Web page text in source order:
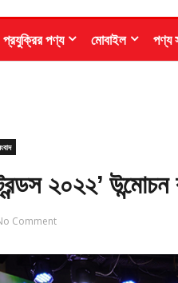
প্রযুক্রির পণ্য মোবাইল পণ্য
২০২২’
Comment